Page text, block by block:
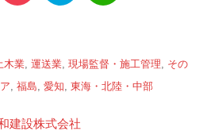
木業 運送業 現場監督・施工管理
その
福島 愛知 東海・北陸・中部
建設株式会社